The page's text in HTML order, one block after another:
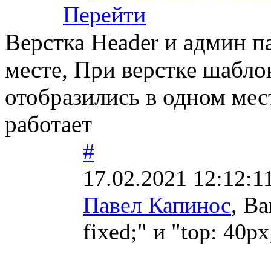
Перейти
Верстка Header и админ
месте, При верстке
отобразились в одном
работает
#
17.02.2021
Павел Капинос,
fixed;" и "top: